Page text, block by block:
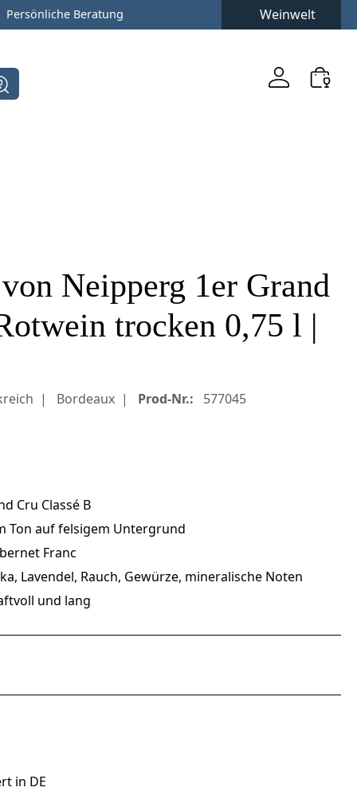
Persönliche Beratung Weinwelt
Neipperg 1er Grand
trocken 0,75 l |
Bordeaux Prod-Nr.: 577045
Cru Classé B
Ton auf felsigem Untergrund
Franc
Lavendel, Rauch, Gewürze, mineralische Noten
und lang
in DE